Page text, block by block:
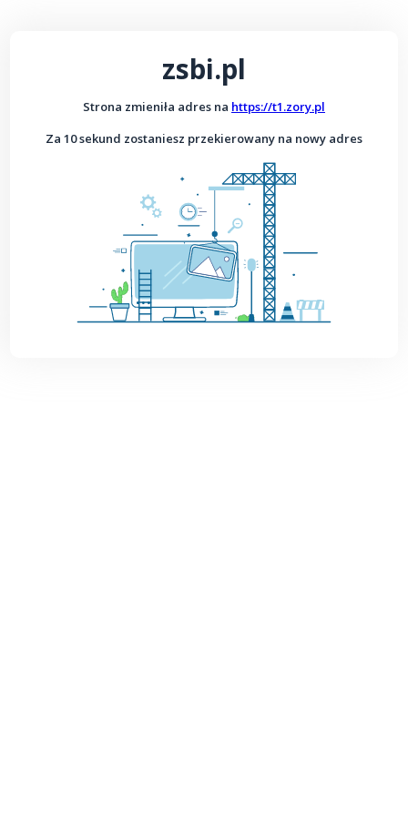
zsbi.pl
Strona zmieniła adres na https://t1.zory.pl
Za 10 sekund zostaniesz przekierowany na nowy adres